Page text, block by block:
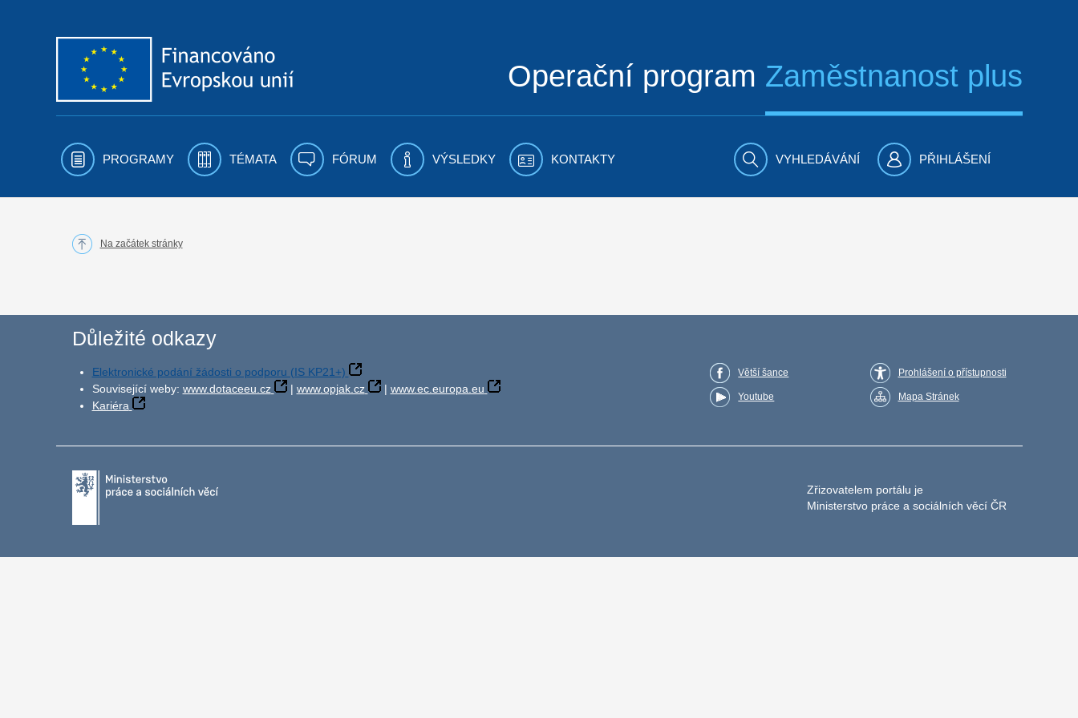
Operační program Zaměstnanost plus
PROGRAMY TÉMATA FÓRUM VÝSLEDKY KONTAKTY VYHLEDÁVÁNÍ PŘIHLÁŠENÍ
Na začátek stránky
Důležité odkazy
Elektronické podání žádosti o podporu (IS KP21+)
Související weby: www.dotaceeu.cz | www.opjak.cz | www.ec.europa.eu
Kariéra
Větší šance
Youtube
Prohlášení o přístupnosti
Mapa Stránek
Zřizovatelem portálu je
Ministerstvo práce a sociálních věcí ČR